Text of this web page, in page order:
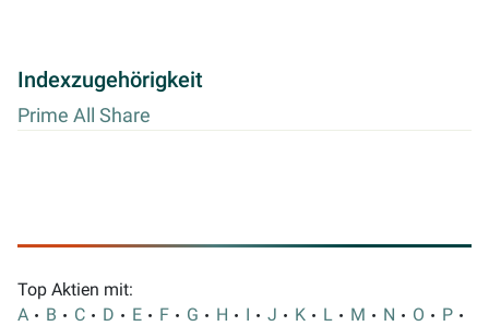
Indexzugehörigkeit
Prime All Share
Top Aktien mit:
A
B C D E F G H I J K L M N O
P